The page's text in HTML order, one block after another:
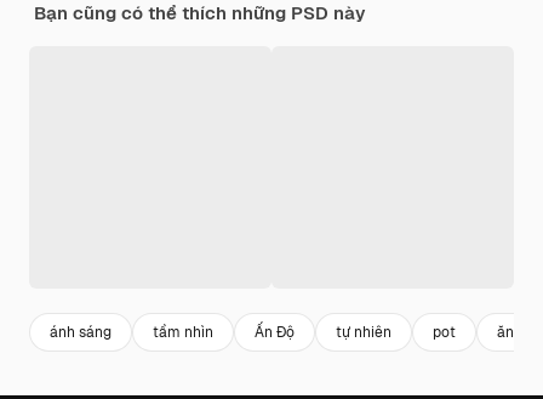
Bạn cũng có thể thích những PSD này
ánh sáng tầm nhìn Ấn Độ tự nhiên pot ăn